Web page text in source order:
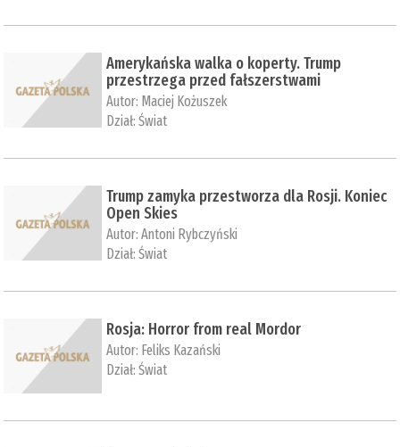
Amerykańska walka o koperty. Trump
przestrzega przed fałszerstwami
Autor: Maciej Kożuszek
Dział:Świat
Trump zamyka przestworza dla Rosji. Koniec
Open Skies
Autor:Antoni Rybczyński
Dział:Świat
Rosja: Horror from real Mordor
Autor: Feliks Kazański
Dział:Świat